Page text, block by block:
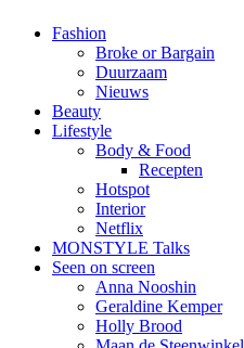
Fashion
Broke or Bargain
Duurzaam
Nieuws
Beauty
Lifestyle
Body & Food
Recepten
Hotspot
Interior
Netflix
MONSTYLE Talks
Seen on screen
Anna Nooshin
Geraldine Kemper
Holly Brood